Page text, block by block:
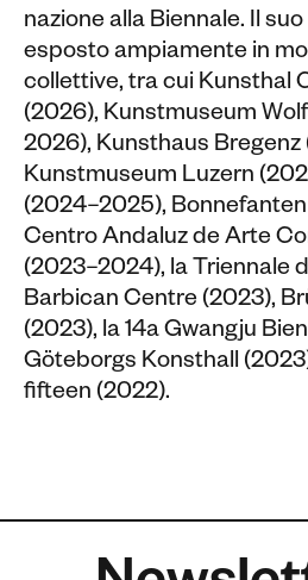
nazione alla Biennale. Il
esposto ampiamente in
collettive, tra cui Kunsthal
(2026), Kunstmuseum
2026), Kunsthaus Bregenz
Kunstmuseum Luzern
(2024–2025),
Centro Andaluz de Arte
(2023–2024), la Triennale
Barbican Centre (2023),
(2023), la 14a Gwangju
Göteborgs Konsthall
fifteen (2022).